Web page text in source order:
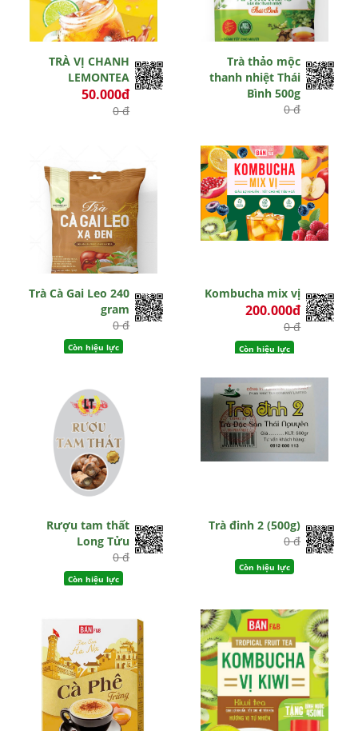
TRÀ VỊ CHANH
LEMONTEA
50.000đ
0 đ
Trà thảo mộc
thanh nhiệt Thái
Bình 500g
0 đ
Trà Cà Gai Leo 240
gram
0 đ
Còn hiệu lực
Kombucha mix vị
200.000đ
0 đ
Còn hiệu lực
Rượu tam thất
Long Tửu
0 đ
Còn hiệu lực
Trà đinh 2 (500g)
0 đ
Còn hiệu lực